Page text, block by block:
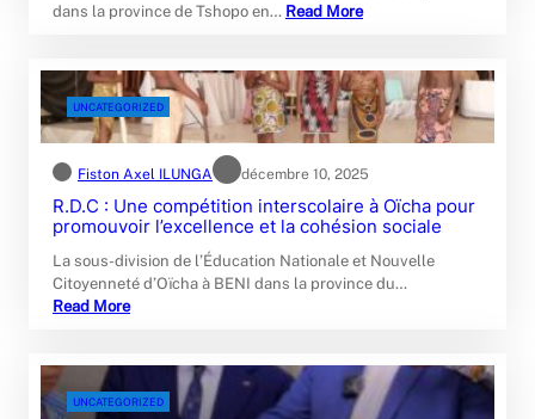
dans la province de Tshopo en… Read More
UNCATEGORIZED
Fiston Axel ILUNGA décembre 10, 2025
R.D.C : Une compétition interscolaire à Oïcha pour
promouvoir l’excellence et la cohésion sociale
La sous-division de l’Éducation Nationale et Nouvelle
Citoyenneté d’Oïcha à BENI dans la province du…
Read More
UNCATEGORIZED